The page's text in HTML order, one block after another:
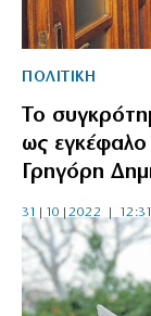
ΠΟΛΙΤΙΚΗ
Το
ως
Γρηγόρη
31|10|2022 | 12:31